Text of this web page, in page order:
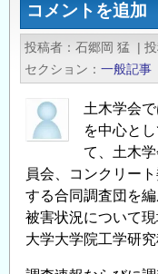
ず
コメントを追加
投稿者 石郷岡 猛 |
セクション
一般記事
土木学会
を中心と
て、土木
員会、コンクリー
する合同調査団を
被害状況について
大学大学院工学研